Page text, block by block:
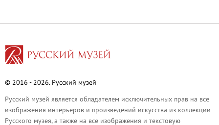
Филиал в Кемерово
Партнеры и спонсоры
Культурно-просветительские и
Ассоциация художественных музеев
© 2016 - 2026. Русский музей
Русский музей является обладателем исключительных прав на все
изображения интерьеров и произведений искусства из коллекции
Русского музея, а также на все изображения и текстовую